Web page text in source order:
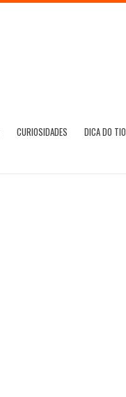
CURIOSIDADES DICA DO TIO